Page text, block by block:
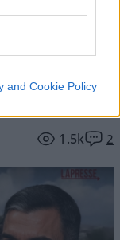
and Cookie Policy
e
italiani.
1.5k 2